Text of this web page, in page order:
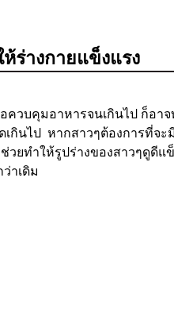
ร่างกายแข็งแรง
บคุมอาหารจนเกินไป ก็อา
นไป หากสาวๆต้องการที่จ
ยทำให้รูปร่างของสาวๆดูดี
าเดิม